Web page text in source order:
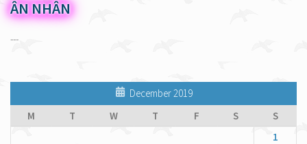
ÂN NHÂN
---
December 2019
M
T W T F S
S
1